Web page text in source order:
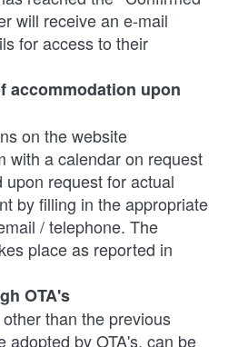
will receive an e-mail
for access to their
accommodation upon
on the website
with a calendar on request
request for actual
by filling in the appropriate
/ telephone. The
place as reported in
OTA's
than the previous
adopted by OTA's, can be